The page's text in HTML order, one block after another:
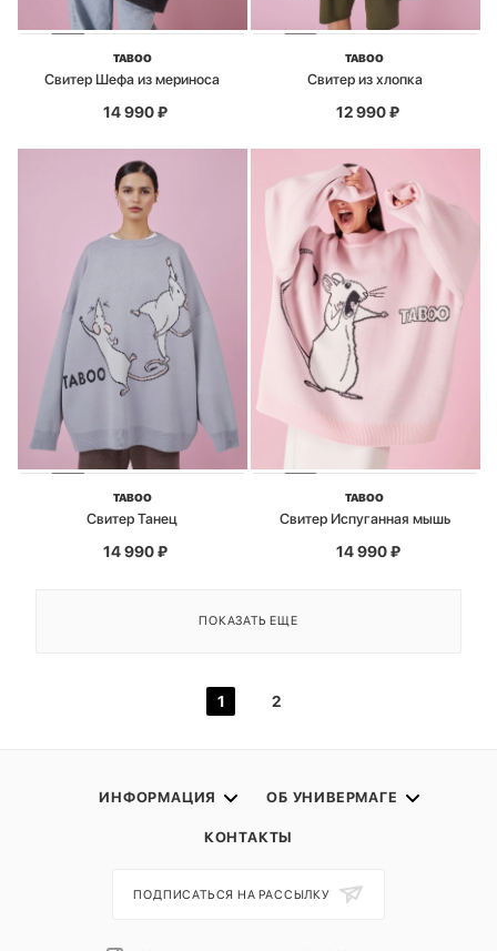
TABOO
Свитер Шефа из мериноса
14 990₽
TABOO
Свитер из хлопка
12 990₽
TABOO
Свитер Танец
14 990₽
TABOO
Свитер Испуганная мышь
14 990₽
ПОКАЗАТЬ ЕЩЕ
1 2
ИНФОРМАЦИЯ ОБ УНИВЕРМАГЕ
КОНТАКТЫ
ПОДПИСАТЬСЯ НА РАССЫЛКУ